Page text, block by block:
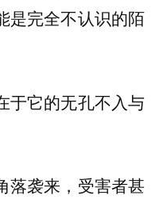
是完全不认识的陌
于它的无孔不入与
落袭来，受害者甚